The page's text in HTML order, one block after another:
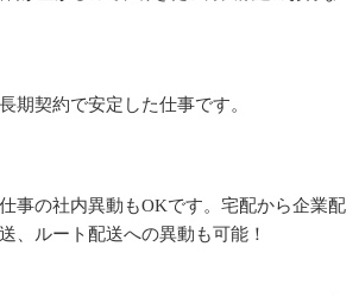
長期契約で安定した仕事です。
仕事の社内異動もOKです。宅配から企業配
送、ルート配送への異動も可能！